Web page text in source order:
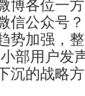
博各位一
信公众号
势加强，
部用户发
沉的战略